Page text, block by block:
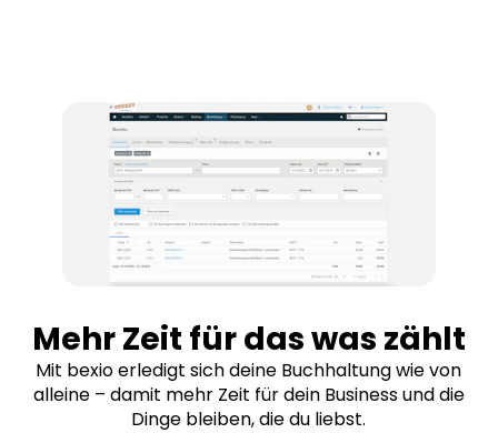
Mehr Zeit für das was zählt
Mit bexio erledigt sich deine Buchhaltung wie von
alleine – damit mehr Zeit für dein Business und die
Dinge bleiben, die du liebst.